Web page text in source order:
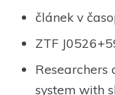
článek v
ZTF
system with